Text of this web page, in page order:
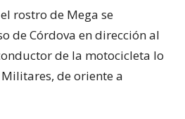
rostro de Mega se
de Córdova en dirección al
de la motocicleta lo
de oriente a